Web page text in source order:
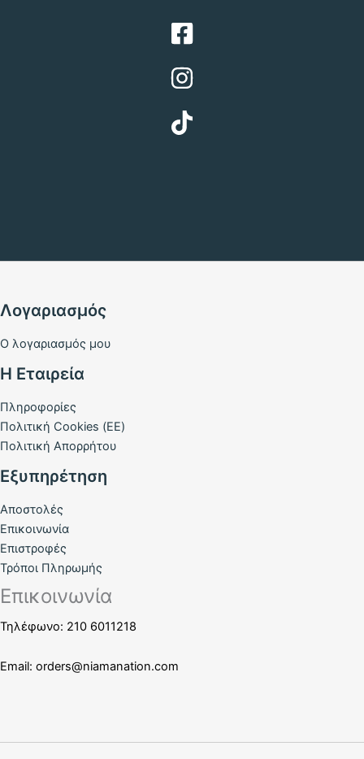
Λογαριασμός
Ο λογαριασμός μου
Η Εταιρεία
Πληροφορίες
Πολιτική Cookies (ΕΕ)
Πολιτική Απορρήτου
Εξυπηρέτηση
Αποστολές
Επικοινωνία
Επιστροφές
Τρόποι Πληρωμής
Επικοινωνία
Τηλέφωνο: 210 6011218
Email: orders@niamanation.com